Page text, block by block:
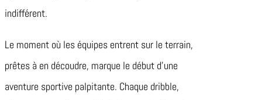
indifférent.
Le moment où les équipes entrent sur le terrain,
prêtes à en découdre, marque le début d’une
aventure sportive palpitante. Chaque dribble,